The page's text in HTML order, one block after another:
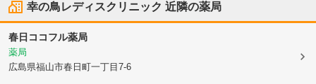
幸の鳥レディスクリニック 近隣の薬局
春日ココフル薬局
薬局
広島県福山市春日町一丁目7-6